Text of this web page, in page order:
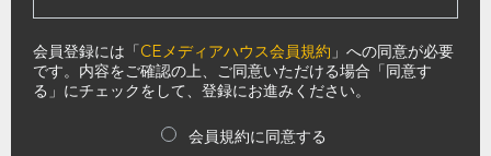
会員登録には「CEメディアハウス会員規約 」への同意が必要
です。内容をご確認の上、ご同意いただける場合「同意す
る」にチェックをして、登録にお進みください。
会員規約に同意する